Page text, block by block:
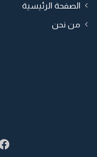
الصفحة الرئيسية
من نحن